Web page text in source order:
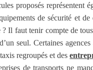
proposés représentent
de sécurité et
Il faut tenir compte de
seul. Certaines
regroupés et des
de transports ne